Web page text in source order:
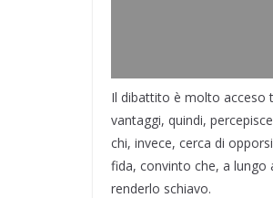
Il dibattito è molto acceso
vantaggi, quindi,
chi, invece, cerca di
fida, convinto che, a lungo
renderlo schiavo.